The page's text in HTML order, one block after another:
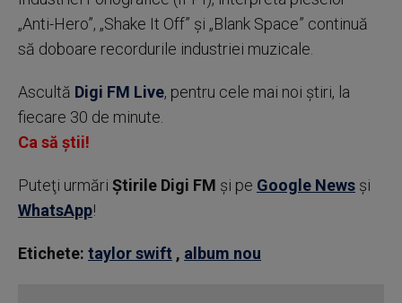
„Anti-Hero”, „Shake It Off” şi „Blank Space” continuă
să doboare recordurile industriei muzicale.
Ascultă Digi FM Live, pentru cele mai noi știri, la
fiecare 30 de minute.
Ca să știi!
Puteţi urmări Știrile Digi FM şi pe Google News şi
WhatsApp!
Etichete: taylor swift , album nou